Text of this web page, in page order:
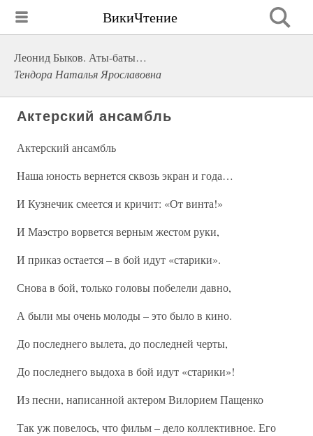
ВикиЧтение
Леонид Быков. Аты-баты…
Тендора Наталья Ярославовна
Актерский ансамбль
Актерский ансамбль
Наша юность вернется сквозь экран и года…
И Кузнечик смеется и кричит: «От винта!»
И Маэстро ворвется верным жестом руки,
И приказ остается – в бой идут «старики».
Снова в бой, только головы побелели давно,
А были мы очень молоды – это было в кино.
До последнего вылета, до последней черты,
До последнего выдоха в бой идут «старики»!
Из песни, написанной актером Вилорием Пащенко
Так уж повелось, что фильм – дело коллективное. Его